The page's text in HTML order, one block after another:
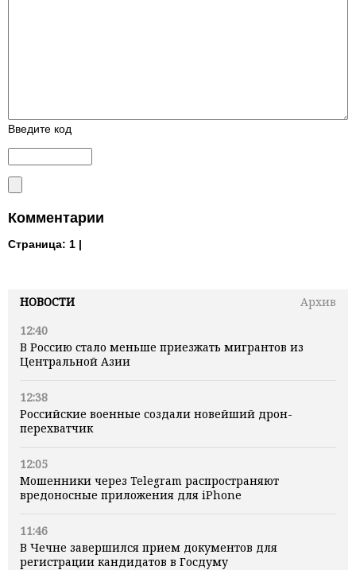
НОВОСТИ
Архив
12:40
В Россию стало меньше приезжать мигрантов из
Центральной Азии
12:38
Российские военные создали новейший дрон-
перехватчик
12:05
Мошенники через Telegram распространяют
вредоносные приложения для iPhone
11:46
В Чечне завершился прием документов для
регистрации кандидатов в Госдуму
Введите код
Комментарии
Страница: 1 |